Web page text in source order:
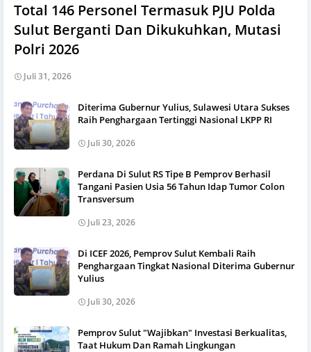
Total 146 Personel Termasuk PJU Polda
Sulut Berganti Dan Dikukuhkan, Mutasi
Polri 2026
Juli 31, 2026
Diterima Gubernur Yulius, Sulawesi Utara Sukses
Raih Penghargaan Tertinggi Nasional LKPP RI
Juli 30, 2026
Perdana Di Sulut RS Tipe B Pemprov Berhasil
Tangani Pasien Usia 56 Tahun Idap Tumor Colon
Transversum
Juli 23, 2026
Di ICEF 2026, Pemprov Sulut Kembali Raih
Penghargaan Tingkat Nasional Diterima Gubernur
Yulius
Juli 30, 2026
Pemprov Sulut "Wajibkan" Investasi Berkualitas,
Taat Hukum Dan Ramah Lingkungan